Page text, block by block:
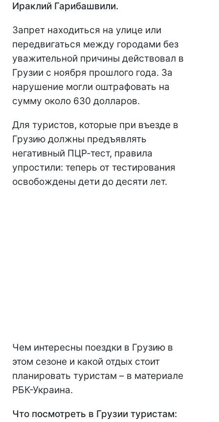
Ираклий Гарибашвили.
Запрет находиться на улице или
передвигаться между городами без
уважительной причины действовал в
Грузии с ноября прошлого года. За
нарушение могли оштрафовать на
сумму около 630 долларов.
Для туристов, которые при въезде в
Грузию должны предъявлять
негативный ПЦР-тест, правила
упростили: теперь от тестирования
освобождены дети до десяти лет.
Чем интересны поездки в Грузию в
этом сезоне и какой отдых стоит
планировать туристам – в материале
РБК-Украина.
Что посмотреть в Грузии туристам: